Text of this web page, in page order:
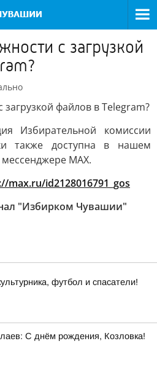
с загрузкой
файлов в Telegram?
Избирательной комиссии
также доступна в нашем
MAX.
max.ru/id2128016791_gos
"Избирком Чувашии"
футбол и спасатели!
С днём рождения, Козловка!